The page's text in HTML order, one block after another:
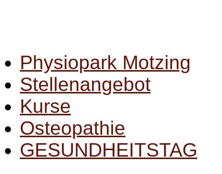
Physiopark Motzing
Stellenangebot
Kurse
Osteopathie
GESUNDHEITSTAG